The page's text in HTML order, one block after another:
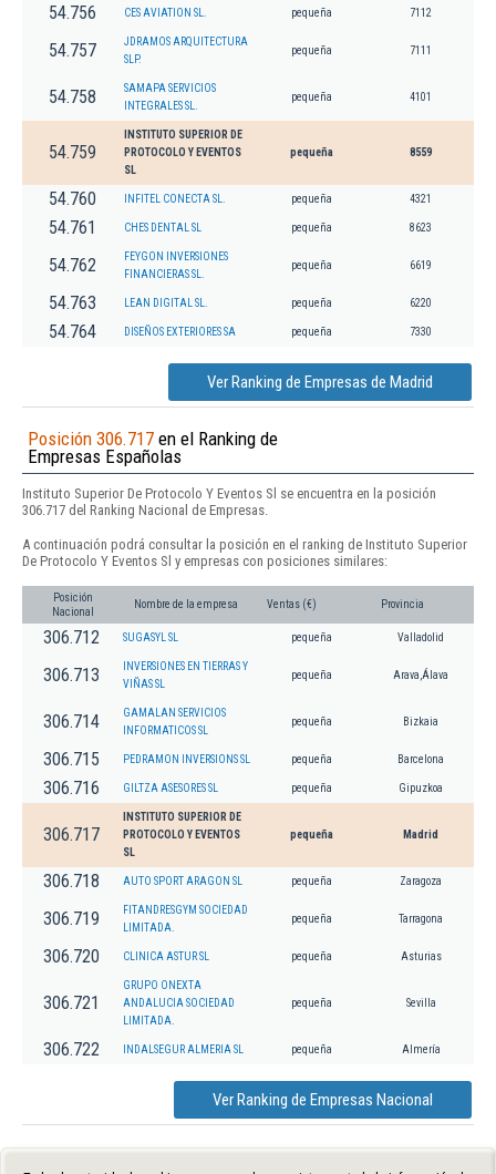
54.756 CES AVIATION SL. pequeña 7112
54.757
JDRAMOS ARQUITECTURA
SLP.
pequeña 7111
54.758
SAMAPA SERVICIOS
INTEGRALES SL.
pequeña 4101
54.759
INSTITUTO SUPERIOR DE
PROTOCOLO Y EVENTOS
SL
pequeña 8559
54.760 INFITEL CONECTA SL. pequeña 4321
54.761 CHES DENTAL SL pequeña 8623
54.762
FEYGON INVERSIONES
FINANCIERAS SL.
pequeña 6619
54.763 LEAN DIGITAL SL. pequeña 6220
54.764 DISEÑOS EXTERIORES SA pequeña 7330
Ver Ranking de Empresas de Madrid
Posición 306.717 en el Ranking de
Empresas Españolas
Instituto Superior De Protocolo Y Eventos Sl se encuentra en la posición
306.717 del Ranking Nacional de Empresas.
A continuación podrá consultar la posición en el ranking de Instituto Superior
De Protocolo Y Eventos Sl y empresas con posiciones similares:
Posición
Nacional
Nombre de la empresa Ventas (€) Provincia
306.712 SUGASYL SL pequeña Valladolid
306.713
INVERSIONES EN TIERRAS Y
VIÑAS SL
pequeña Arava,Álava
306.714
GAMALAN SERVICIOS
INFORMATICOS SL
pequeña Bizkaia
306.715 PEDRAMON INVERSIONS SL pequeña Barcelona
306.716 GILTZA ASESORES SL pequeña Gipuzkoa
306.717
INSTITUTO SUPERIOR DE
PROTOCOLO Y EVENTOS
SL
pequeña Madrid
306.718 AUTO SPORT ARAGON SL pequeña Zaragoza
306.719
FITANDRESGYM SOCIEDAD
LIMITADA.
pequeña Tarragona
306.720 CLINICA ASTUR SL pequeña Asturias
306.721
GRUPO ONEXTA
ANDALUCIA SOCIEDAD
LIMITADA.
pequeña Sevilla
306.722 INDALSEGUR ALMERIA SL pequeña Almería
Ver Ranking de Empresas Nacional